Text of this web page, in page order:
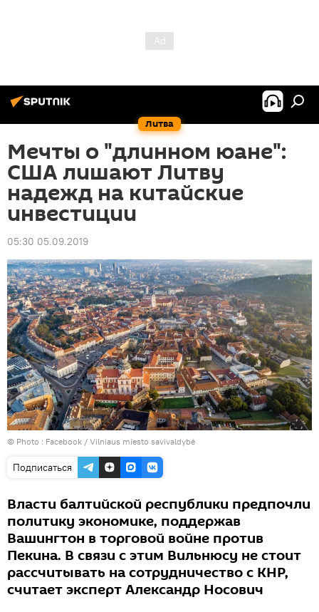
Литва
Мечты о "длинном юане":
США лишают Литву
надежд на китайские
инвестиции
05:30 05.09.2019
© Photo : Facebook / Vilniaus miesto savivaldybė
Подписаться
Власти балтийской республики предпочли
политику экономике, поддержав
Вашингтон в торговой войне против
Пекина. В связи с этим Вильнюсу не стоит
рассчитывать на сотрудничество с КНР,
считает эксперт Александр Носович